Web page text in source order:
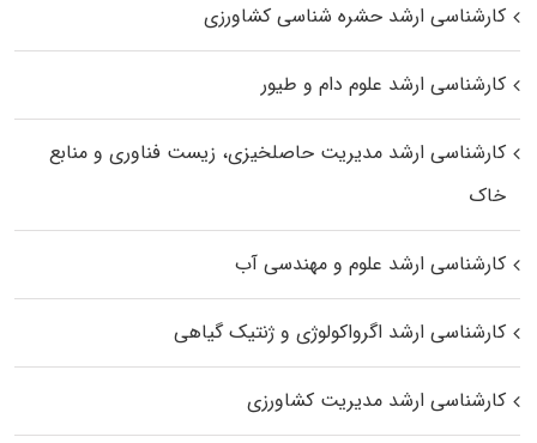
کارشناسی ارشد حشره‌ شناسی کشاورزی
کارشناسی ارشد علوم دام و طیور
کارشناسی ارشد مدیریت حاصلخیزی، زیست فناوری و منابع
خاک
کارشناسی ارشد علوم و مهندسی آب
کارشناسی ارشد اگرواکولوژی و ژنتیک گیاهی
کارشناسی ارشد مدیریت کشاورزی